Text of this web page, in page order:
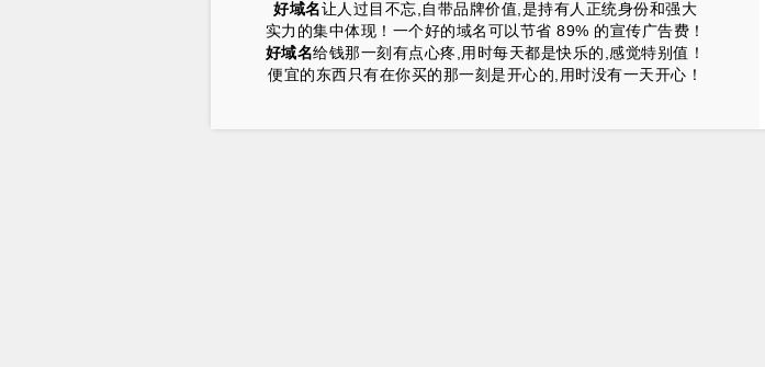
好域名让人过目不忘,自带品牌价值,是持有人正统身份和强大
实力的集中体现！一个好的域名可以节省 89% 的宣传广告费！
好域名给钱那一刻有点心疼,用时每天都是快乐的,感觉特别值！
便宜的东西只有在你买的那一刻是开心的,用时没有一天开心！